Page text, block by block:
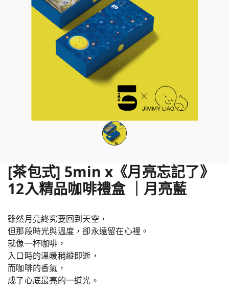
[茶包式] 5min x《月亮忘記了》
12入精品咖啡禮盒 ｜月亮藍
雖然月亮終究要回到天空，
但那段時光與溫度，卻永遠留在心裡。
就像一杯咖啡，
入口時的溫暖稍縱即逝，
而咖啡的香氣，
成了心底最亮的一道光。